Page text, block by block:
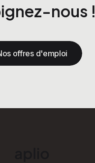
nous !
offres d'emploi